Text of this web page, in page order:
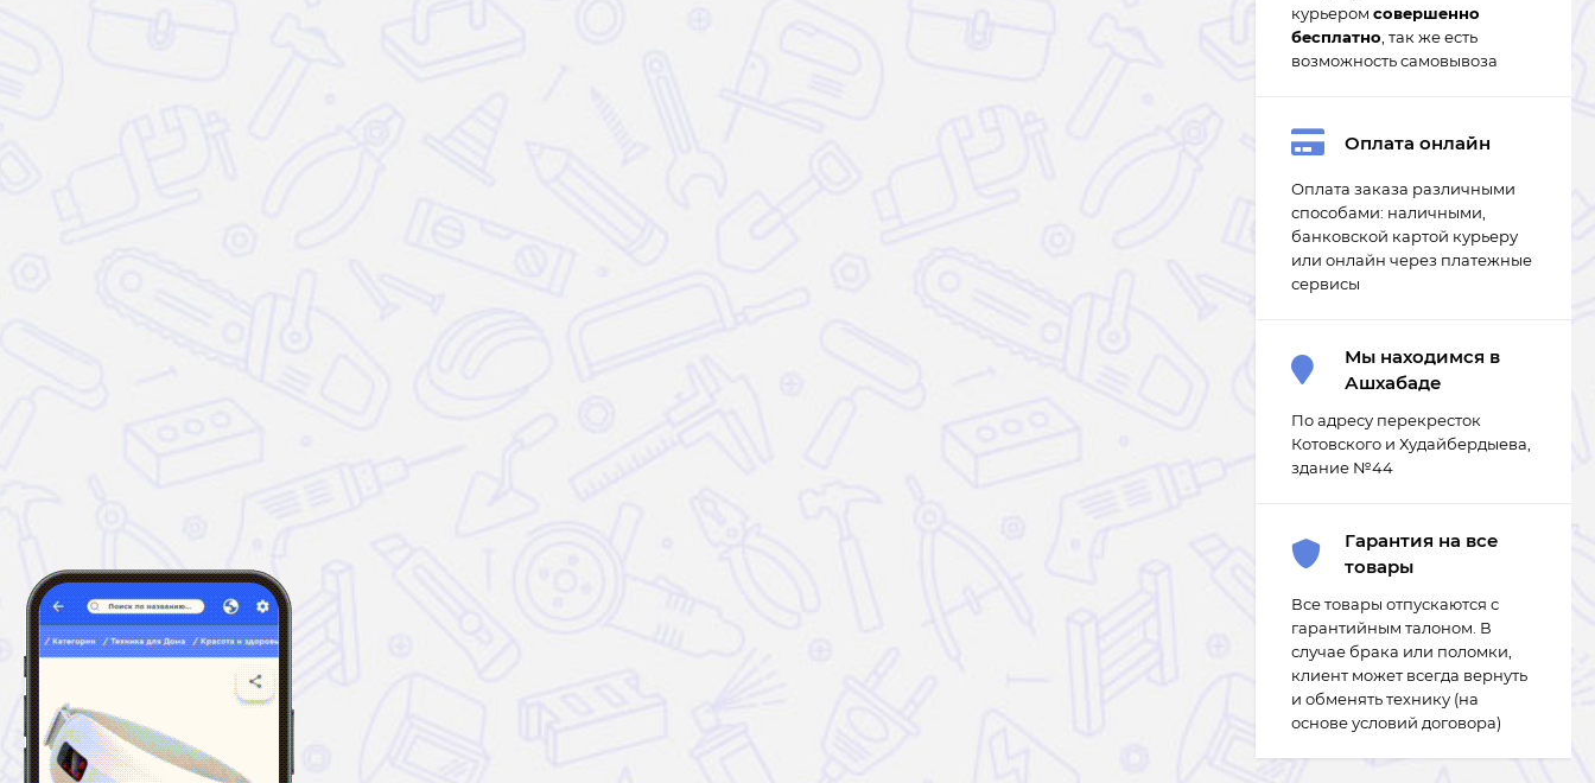
курьером совершенно
бесплатно , так же есть
возможность самовывоза
Оплата онлайн
Оплата заказа различными
способами: наличными,
банковской картой курьеру
или онлайн через платежные
сервисы
Мы находимся в
Ашхабаде
По адресу перекресток
Котовского и Худайбердыева,
здание №44
Гарантия на все
товары
Все товары отпускаются с
гарантийным талоном. В
случае брака или поломки,
клиент может всегда вернуть
и обменять технику (на
основе условий договора)